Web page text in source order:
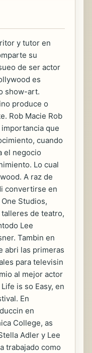
y tutor en
su
de ser actor
es
show-art.
produce o
Rob Macie Rob
que
cuando
el negocio
Lo cual
A raz de
convertirse en
Studios,
de teatro,
Lee
Tambin en
abri las primeras
para televisin
al mejor actor
is so Easy, en
En
en
College, as
Adler y Lee
trabajado como